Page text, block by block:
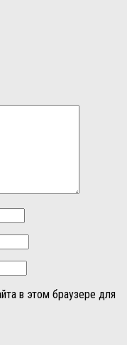
в этом браузере для